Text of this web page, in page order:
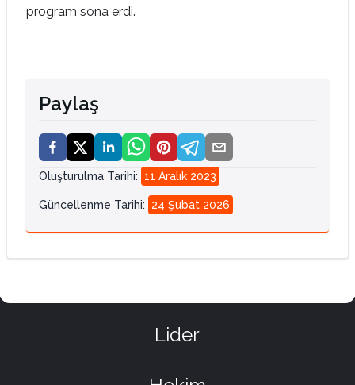
program sona erdi.
Paylaş
Oluşturulma Tarihi: 11 Aralık 2023
Güncellenme Tarihi: 24 Şubat 2026
Lider